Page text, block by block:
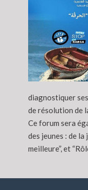
diagnostiquer
de résolution de
Ce forum sera
des jeunes : de
meilleure”, et